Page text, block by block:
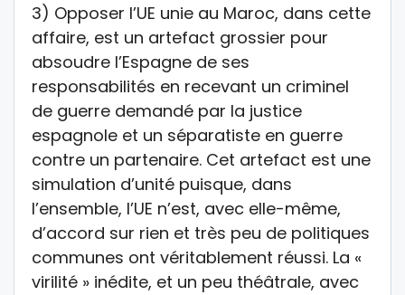
3) Opposer l’UE unie au Maroc, dans cette
affaire, est un artefact grossier pour
absoudre l’Espagne de ses
responsabilités en recevant un criminel
de guerre demandé par la justice
espagnole et un séparatiste en guerre
contre un partenaire. Cet artefact est une
simulation d’unité puisque, dans
l’ensemble, l’UE n’est, avec elle-même,
d’accord sur rien et très peu de politiques
communes ont véritablement réussi. La «
virilité » inédite, et un peu théâtrale, avec